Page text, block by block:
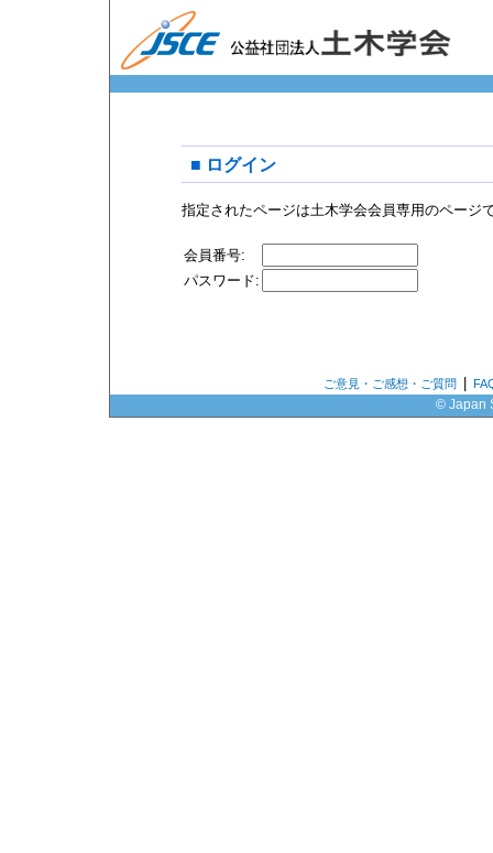
■ ログイン
指定されたページは土木学会会員専用のページ
会員番号:
パスワード:
ご意見・ご感想・ご質問
© Japan